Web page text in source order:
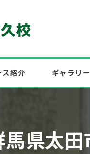
ス紹介 ギャラリー
県太